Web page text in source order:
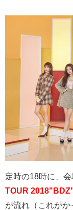
定時の18時に、会
TOUR
が流れ（これがか